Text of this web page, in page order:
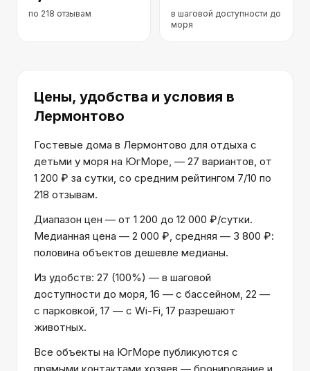
по 218 отзывам
в шаговой доступности до
моря
Цены, удобства и условия в
Лермонтово
Гостевые дома в Лермонтово для отдыха с
детьми у моря на ЮгМоре, — 27 вариантов, от
1 200 ₽ за сутки, со средним рейтингом 7/10 по
218 отзывам.
Диапазон цен — от 1 200 до 12 000 ₽/сутки.
Медианная цена — 2 000 ₽, средняя — 3 800 ₽:
половина объектов дешевле медианы.
Из удобств: 27 (100%) — в шаговой
доступности до моря, 16 — с бассейном, 22 —
с парковкой, 17 — с Wi-Fi, 17 разрешают
животных.
Все объекты на ЮгМоре публикуются с